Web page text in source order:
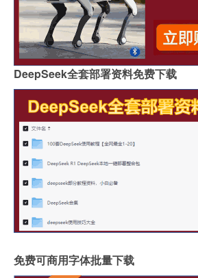
DeepSeek全套部署资料免费下载
免费可商用字体批量下载